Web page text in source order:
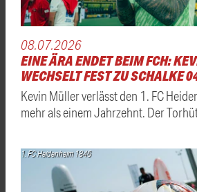
08.07.2026
EINE ÄRA ENDET BEIM FCH:
WECHSELT FEST ZU SCHALKE
Kevin Müller verlässt den 1. FC
mehr als einem Jahrzehnt. Der
1. FC Heidenheim 1846